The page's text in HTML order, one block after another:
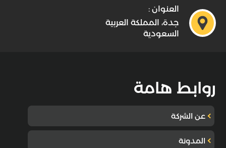
العنوان :
جدة، المملكة العربية
السعودية
روابط هامة
عن الشركة
المدونة